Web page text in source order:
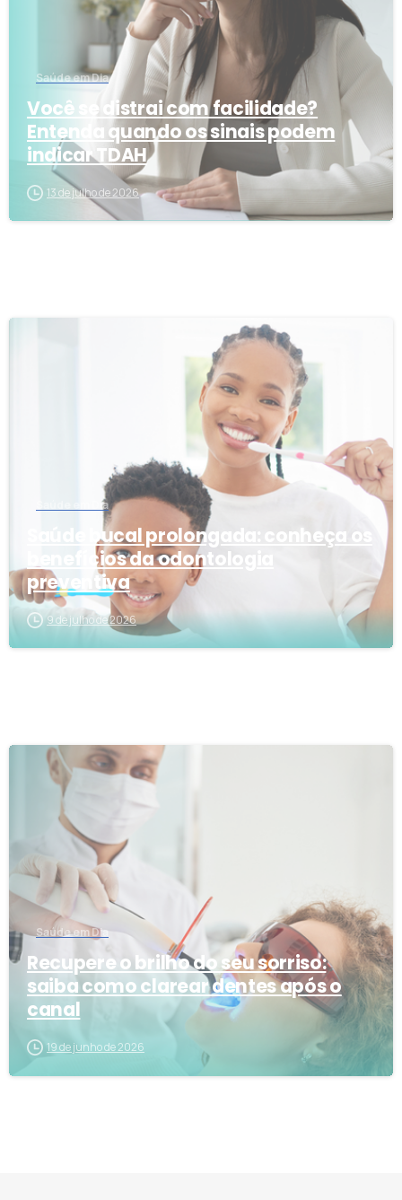
Saúde em Dia
Você se distrai com facilidade?
Entenda quando os sinais podem
indicar TDAH
13 de julho de 2026
Saúde em Dia
Saúde bucal prolongada: conheça os
benefícios da odontologia
preventiva
9 de julho de 2026
Saúde em Dia
Recupere o brilho do seu sorriso:
saiba como clarear dentes após o
canal
19 de junho de 2026